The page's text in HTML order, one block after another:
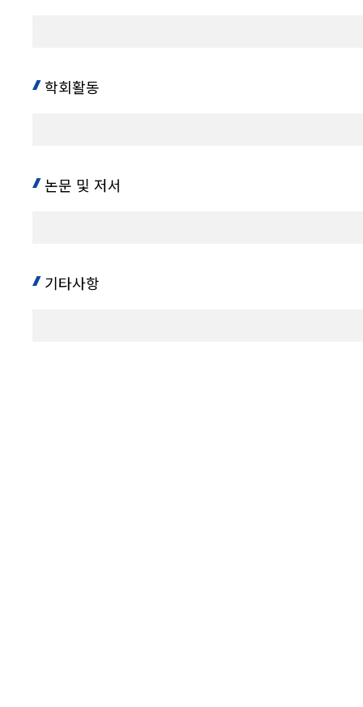
학회활동
논문 및 저서
기타사항